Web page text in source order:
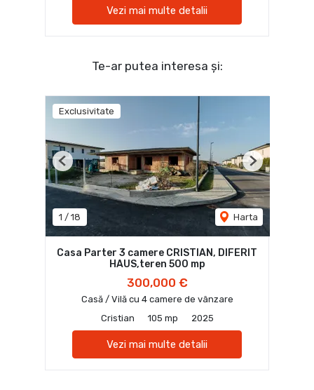
Vezi mai multe detalii
Te-ar putea interesa și:
Exclusivitate
1 / 18 Harta
Previous Next
Casa Parter 3 camere CRISTIAN, DIFERIT
HAUS,teren 500 mp
300,000 €
Casă / Vilă cu 4 camere de vânzare
Cristian
105 mp 2025
Vezi mai multe detalii